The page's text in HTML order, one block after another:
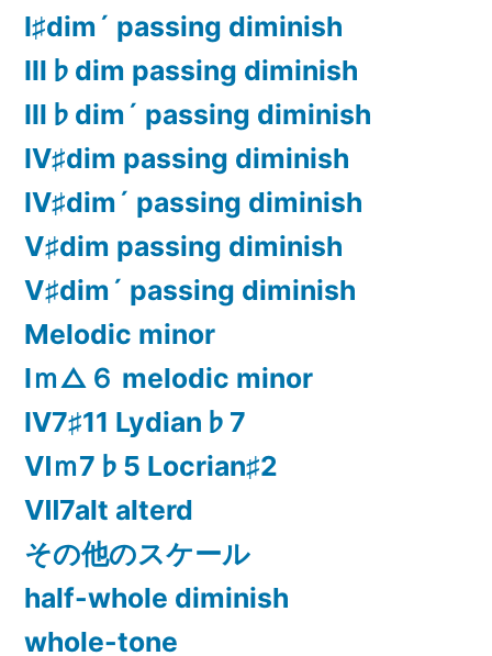
Ⅰ♯dim´ passing diminish
Ⅲ♭dim passing diminish
Ⅲ♭dim´ passing diminish
Ⅳ♯dim passing diminish
Ⅳ♯dim´ passing diminish
Ⅴ♯dim passing diminish
Ⅴ♯dim´ passing diminish
Melodic minor
Ⅰｍ△６ melodic minor
Ⅳ7♯11 Lydian♭7
Ⅵｍ7♭5 Locrian♯2
Ⅶ7alt alterd
その他のスケール
half-whole diminish
whole-tone